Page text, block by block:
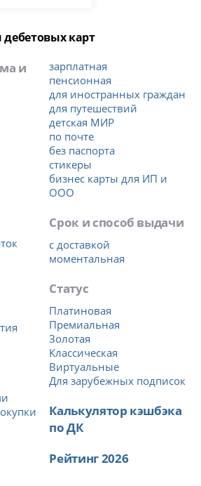
карт
и
зарплатная
пенсионная
для иностранных граждан
для путешествий
детская МИР
по почте
без паспорта
стикеры
бизнес карты для ИП и
ООО
Срок и способ выдачи
с доставкой
моментальная
Статус
Платиновая
Премиальная
Золотая
Классическая
Виртуальные
Для зарубежных подписок
Калькулятор кэшбэка
по ДК
Рейтинг 2026